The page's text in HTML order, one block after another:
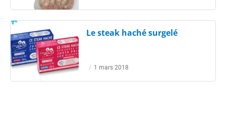
Le steak haché surgelé
/ 1 mars 2018